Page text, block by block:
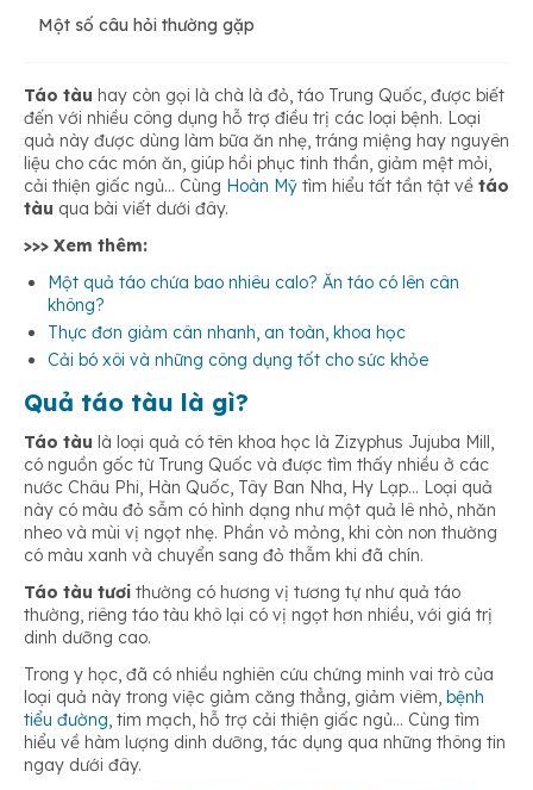
Tăng cường hệ miễn dịch và chống tế bào ung thư
Hỗ trợ cải thiện hệ tiêu hóa
Một số câu hỏi thường gặp
Táo tàu hay còn gọi là chà là đỏ, táo Trung Quốc, được biết
đến với nhiều công dụng hỗ trợ điều trị các loại bệnh. Loại
quả này được dùng làm bữa ăn nhẹ, tráng miệng hay nguyên
liệu cho các món ăn, giúp hồi phục tinh thần, giảm mệt mỏi,
cải thiện giấc ngủ… Cùng Hoàn Mỹ tìm hiểu tất tần tật về táo
tàu qua bài viết dưới đây.
>>> Xem thêm:
Một quả táo chứa bao nhiêu calo? Ăn táo có lên cân
không?
Thực đơn giảm cân nhanh, an toàn, khoa học
Cải bó xôi và những công dụng tốt cho sức khỏe
Quả táo tàu là gì?
Táo tàu là loại quả có tên khoa học là Zizyphus Jujuba Mill,
có nguồn gốc từ Trung Quốc và được tìm thấy nhiều ở các
nước Châu Phi, Hàn Quốc, Tây Ban Nha, Hy Lạp… Loại quả
này có màu đỏ sẫm có hình dạng như một quả lê nhỏ, nhăn
nheo và mùi vị ngọt nhẹ. Phần vỏ mỏng, khi còn non thường
có màu xanh và chuyển sang đỏ thẫm khi đã chín.
Táo tàu tươi thường có hương vị tương tự như quả táo
thường, riêng táo tàu khô lại có vị ngọt hơn nhiều, với giá trị
dinh dưỡng cao.
Trong y học, đã có nhiều nghiên cứu chứng minh vai trò của
loại quả này trong việc giảm căng thẳng, giảm viêm, bệnh
tiểu đường, tim mạch, hỗ trợ cải thiện giấc ngủ… Cùng tìm
hiểu về hàm lượng dinh dưỡng, tác dụng qua những thông tin
ngay dưới đây.